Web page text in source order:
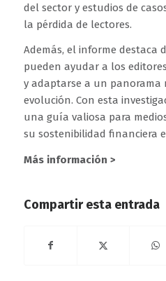
del sector y estudios de
la pérdida de lectores.
Además, el informe destaca
pueden ayudar a los
y adaptarse a un panorama
evolución. Con esta
una guía valiosa para
su sostenibilidad financiera
Más información >
Compartir esta entrada